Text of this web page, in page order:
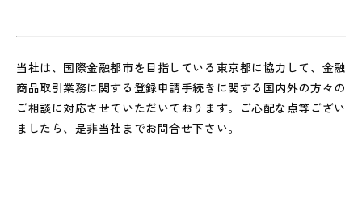
当社は、国際金融都市を目指している東京都に協力して、金融
商品取引業務に関する登録申請手続きに関する国内外の方々の
ご相談に対応させていただいております。ご心配な点等ござい
ましたら、是非当社までお問合せ下さい。